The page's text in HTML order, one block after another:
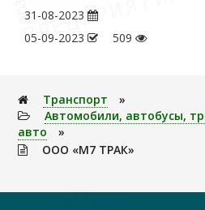
31-08-2023
05-09-2023
509
Транспорт
»
Автомобили, автобусы,
авто
»
ООО «М7 ТРАК»